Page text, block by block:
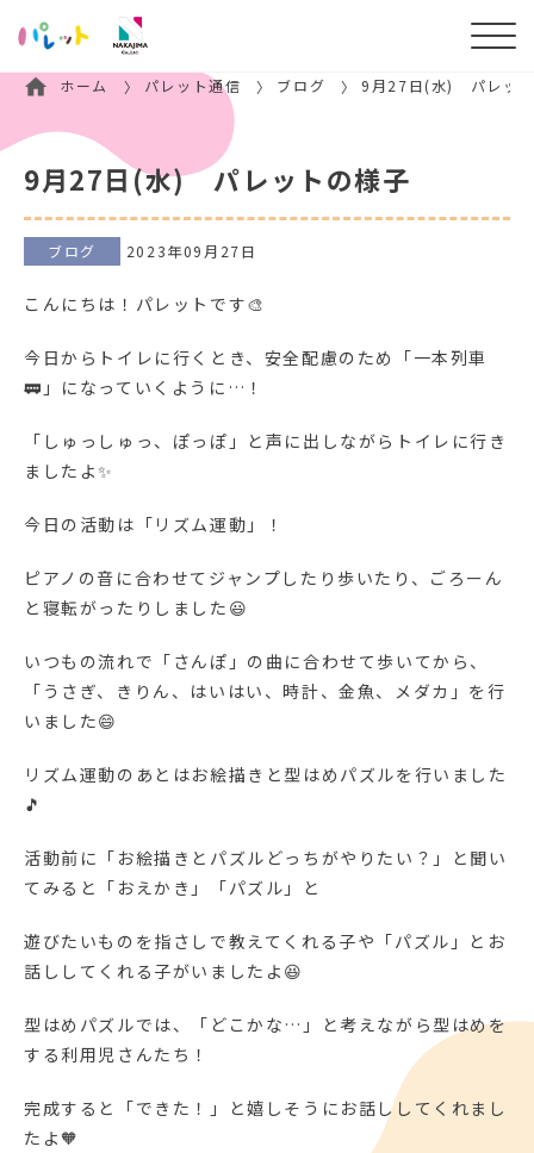
ホーム パレット通信 ブログ 9月27日(水) パレッ
9月27日(水) パレットの様子
ブログ 2023年09月27日
こんにちは！パレットです🎨
今日からトイレに行くとき、安全配慮のため「一本列車
🚃」になっていくように…！
「しゅっしゅっ、ぽっぽ」と声に出しながらトイレに行き
ましたよ✨
今日の活動は「リズム運動」！
ピアノの音に合わせてジャンプしたり歩いたり、ごろーん
と寝転がったりしました😃
いつもの流れで「さんぽ」の曲に合わせて歩いてから、
「うさぎ、きりん、はいはい、時計、金魚、メダカ」を行
いました😄
リズム運動のあとはお絵描きと型はめパズルを行いました
🎵
活動前に「お絵描きとパズルどっちがやりたい？」と聞い
てみると「おえかき」「パズル」と
遊びたいものを指さしで教えてくれる子や「パズル」とお
話ししてくれる子がいましたよ😆
型はめパズルでは、「どこかな…」と考えながら型はめを
する利用児さんたち！
完成すると「できた！」と嬉しそうにお話ししてくれまし
たよ🧡